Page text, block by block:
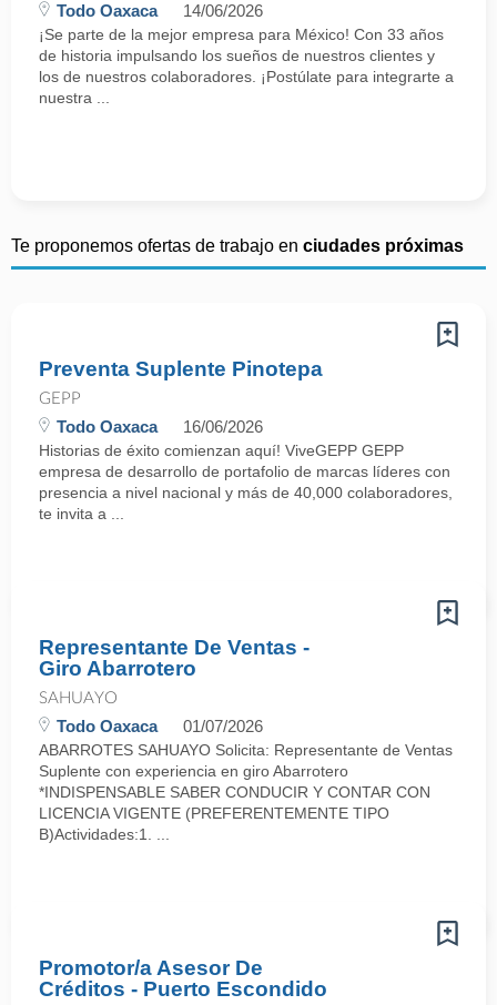
Todo Oaxaca 14/06/2026
¡Se parte de la mejor empresa para México! Con 33 años
de historia impulsando los sueños de nuestros clientes y
los de nuestros colaboradores. ¡Postúlate para integrarte a
nuestra ...
Te proponemos ofertas de trabajo en ciudades próximas
Preventa Suplente Pinotepa
GEPP
Todo Oaxaca 16/06/2026
Historias de éxito comienzan aquí! ViveGEPP GEPP
empresa de desarrollo de portafolio de marcas líderes con
presencia a nivel nacional y más de 40,000 colaboradores,
te invita a ...
Representante De Ventas -
Giro Abarrotero
SAHUAYO
Todo Oaxaca 01/07/2026
ABARROTES SAHUAYO Solicita: Representante de Ventas
Suplente con experiencia en giro Abarrotero
*INDISPENSABLE SABER CONDUCIR Y CONTAR CON
LICENCIA VIGENTE (PREFERENTEMENTE TIPO
B)Actividades:1. ...
Promotor/a Asesor De
Créditos - Puerto Escondido